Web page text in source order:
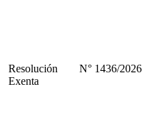
Resolución
Exenta
N° 1436/2026